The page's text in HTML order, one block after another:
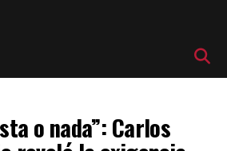
o nada”: Carlos